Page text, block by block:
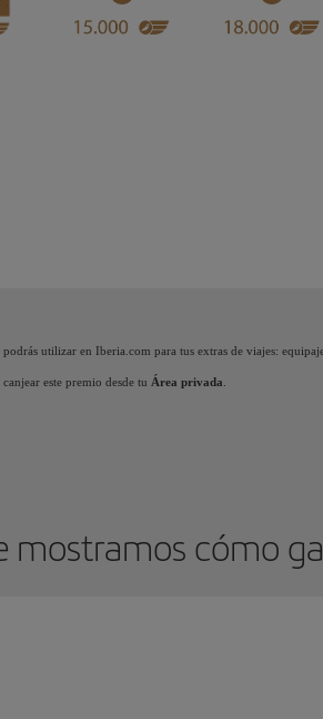
utilizar en Iberia.com para tus extras de viajes:
este premio desde tu Área privada
mostramos cómo